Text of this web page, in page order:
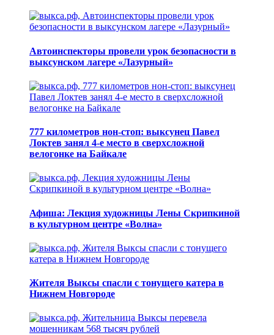
Автоинспекторы провели урок безопасности в
выксунском лагере «Лазурный»
777 километров нон-стоп: выксунец Павел
Локтев занял 4-е место в сверхсложной
велогонке на Байкале
Афиша: Лекция художницы Лены Скрипкиной
в культурном центре «Волна»
Жителя Выксы спасли с тонущего катера в
Нижнем Новгороде